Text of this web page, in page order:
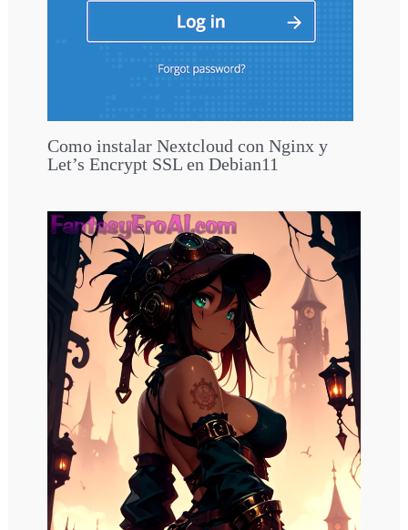
Como instalar Nextcloud con Nginx y
Let’s Encrypt SSL en Debian11